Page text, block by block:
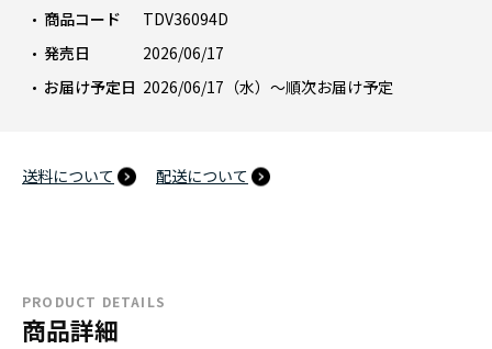
商品コード
TDV36094D
発売日
2026/06/17
お届け予定日 2026/06/17（水）～順次お届け予定
送料について 配送について
PRODUCT DETAILS
商品詳細